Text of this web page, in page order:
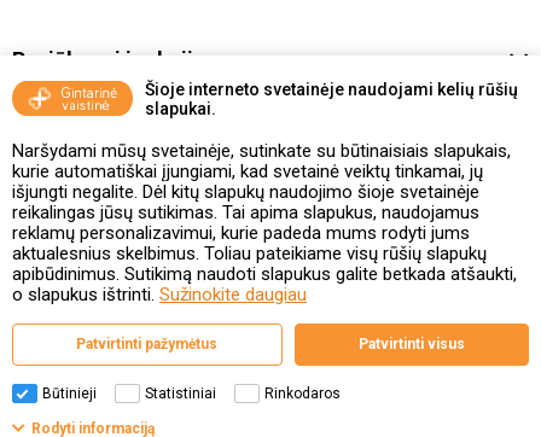
Šioje interneto svetainėje naudojami kelių rūšių
slapukai.
Naršydami mūsų svetainėje, sutinkate su būtinaisiais slapukais,
kurie automatiškai įjungiami, kad svetainė veiktų tinkamai, jų
išjungti negalite. Dėl kitų slapukų naudojimo šioje svetainėje
reikalingas jūsų sutikimas. Tai apima slapukus, naudojamus
reklamų personalizavimui, kurie padeda mums rodyti jums
aktualesnius skelbimus. Toliau pateikiame visų rūšių slapukų
apibūdinimus. Sutikimą naudoti slapukus galite betkada atšaukti,
o slapukus ištrinti. Sužinokite daugiau
Patvirtinti pažymėtus Patvirtinti visus
Būtinieji Statistiniai Rinkodaros
Rodyti informaciją
Pasiūlymai ir akcijos
Vakcinavimo tvarka ir taisyklės
Kontaktai ir Karjera
Taisyklės ir politika
Valstybinė vaistų kontrolės tarnyba
prie Lietuvos Respublikos sveikatos apsaugos ministerijos
Studentų g. 45A, 08107 Vilnius | +370 5 263 9264
www.vvkt.lt | vvkt@vvkt.lt